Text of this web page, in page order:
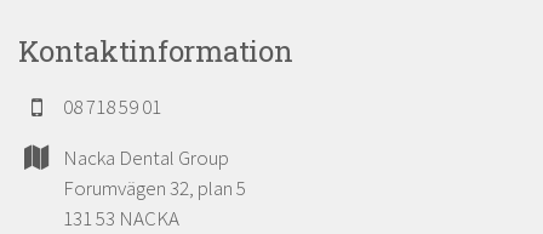
Kontaktinformation
08 718 59 01
Nacka Dental Group
Forumvägen 32, plan 5
131 53 NACKA